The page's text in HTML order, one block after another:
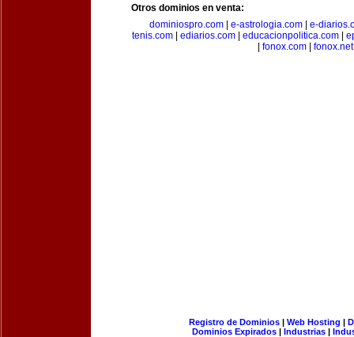
Otros dominios en venta:
dominiospro.com
e-astrologia.com
e-
tenis.com
ediarios.com educacionpolitica.com
fonox.com| fonox.net
Registro de Dominios| Web Hosting |
Dominios Expirados | Industrias |